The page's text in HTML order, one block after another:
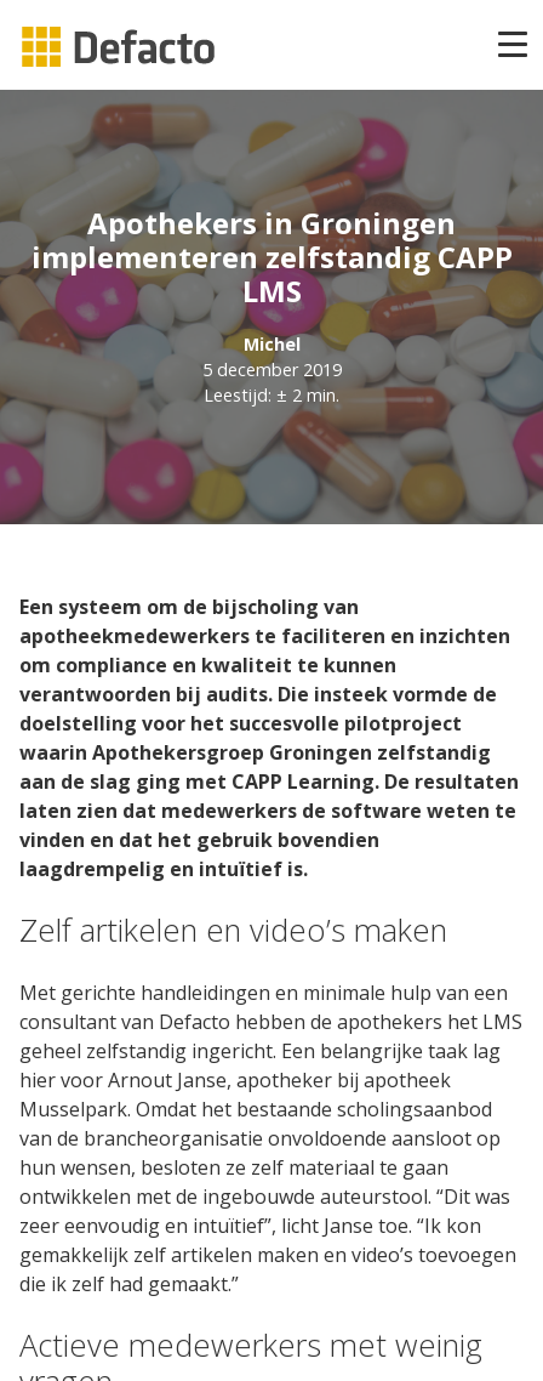
Producten
CAPP Learning
CAPP Adaptief Leren
CAPP Compliance
CAPP Compliance API
CAPP Quizzes
CAPP EPA Portfolio
Agile Air
Agile QR
Agile Programs
Zorgcontent
Oplossingen
Compliance Management
Online Academie
Extern Leerportaal
Maak zelf e-learning
Apothekers in Groningen
implementeren zelfstandig CAPP
LMS
Michel
5 december 2019
Leestijd: ± 2 min.
Een systeem om de bijscholing van
apotheekmedewerkers te faciliteren en inzichten
om compliance en kwaliteit te kunnen
verantwoorden bij audits. Die insteek vormde de
doelstelling voor het succesvolle pilotproject
waarin Apothekersgroep Groningen zelfstandig
aan de slag ging met CAPP Learning. De resultaten
laten zien dat medewerkers de software weten te
vinden en dat het gebruik bovendien
laagdrempelig en intuïtief is.
Zelf artikelen en video’s maken
Met gerichte handleidingen en minimale hulp van een
consultant van Defacto hebben de apothekers het LMS
geheel zelfstandig ingericht. Een belangrijke taak lag
hier voor Arnout Janse, apotheker bij apotheek
Musselpark. Omdat het bestaande scholingsaanbod
van de brancheorganisatie onvoldoende aansloot op
hun wensen, besloten ze zelf materiaal te gaan
ontwikkelen met de ingebouwde auteurstool. “Dit was
zeer eenvoudig en intuïtief”, licht Janse toe. “Ik kon
gemakkelijk zelf artikelen maken en video’s toevoegen
die ik zelf had gemaakt.”
Actieve medewerkers met weinig